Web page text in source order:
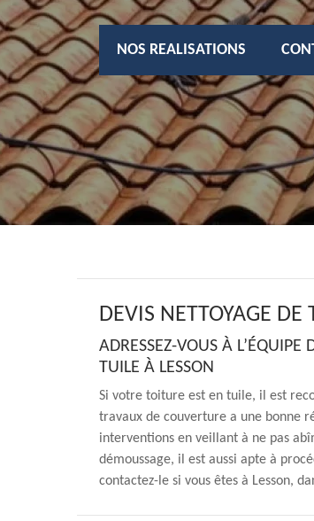
NOS REALISATIONS
DEVIS NETTOYAGE
ADRESSEZ-VOUS À
TUILE À LESSON
Si votre toiture est en tuile, il est
travaux de couverture a une bonne
interventions en veillant à ne pas
démoussage, il est aussi apte à
contactez-le si vous êtes à Lesson,